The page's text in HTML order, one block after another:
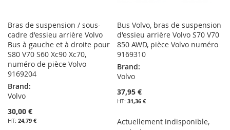
Bras de suspension / sous-
cadre d'essieu arrière Volvo
Bus à gauche et à droite pour
S80 V70 S60 Xc90 Xc70,
numéro de pièce Volvo
9169204
Brand:
Volvo
30,00 €
24,79 €
Bus Volvo, bras de suspension
d'essieu arrière Volvo S70 V70
850 AWD, pièce Volvo numéro
9169310
Brand:
Volvo
37,95 €
31,36 €
Actuellement indisponible,